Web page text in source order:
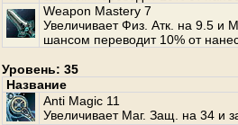
Weapon Mastery 7
Увеличивает Физ. Атк. на 9.5 и
шансом переводит 10% от
Уровень: 35
Название
Anti Magic 11
Увеличивает Маг. Защ. на 34 и